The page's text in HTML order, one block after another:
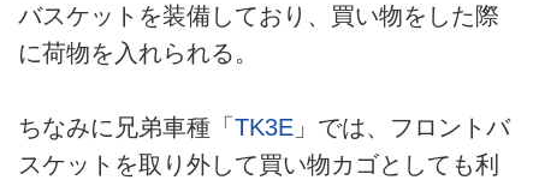
バスケットを装備しており、買い物をした際
に荷物を入れられる。
ちなみに兄弟車種「 TK3E 」では、フロントバ
スケットを取り外して買い物カゴとしても利